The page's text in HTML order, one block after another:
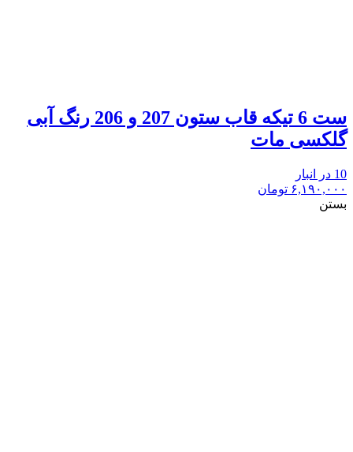
ست 6 تیکه قاب ستون 207 و 206 رنگ آبی
گلکسی مات
10 در انبار
۶,۱۹۰,۰۰۰ تومان
بستن